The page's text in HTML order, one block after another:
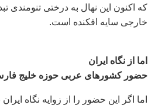
که اکنون اين نهال به درختی تنومندی
خارجی سايه افکنده است.
اما از نگاه ايران
حضور کشورهای عربی حوزه خليج
اما اگر اين حضور را از زوايه نگاه